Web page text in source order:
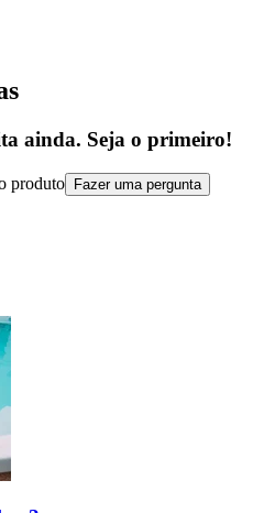
ainda. Seja o primeiro!
produto Fazer uma pergunta